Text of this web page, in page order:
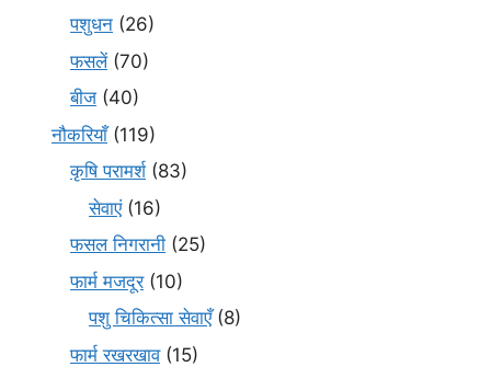
पशुधन (26)
फसलें(70)
बीज (40)
नौकरियाँ(119)
कृषि परामर्श(83)
सेवाएं(16)
फसल निगरानी (25)
फार्म मजदूर(10)
पशु चिकित्सा सेवाएँ(8)
फार्म रखरखाव(15)